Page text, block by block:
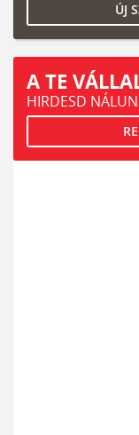
ÚJ
A TE
HIRDESD